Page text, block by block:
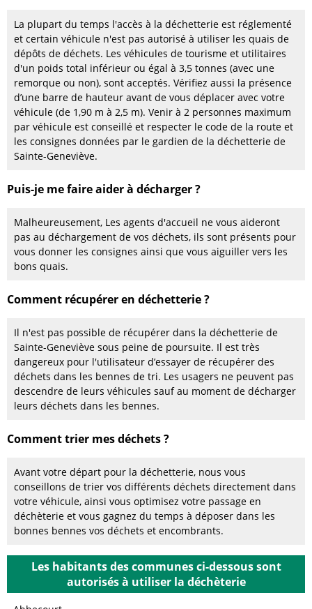
La plupart du temps l'accès à la déchetterie est réglementé
et certain véhicule n'est pas autorisé à utiliser les quais de
dépôts de déchets. Les véhicules de tourisme et utilitaires
d'un poids total inférieur ou égal à 3,5 tonnes (avec une
remorque ou non), sont acceptés. Vérifiez aussi la présence
d’une barre de hauteur avant de vous déplacer avec votre
véhicule (de 1,90 m à 2,5 m). Venir à 2 personnes maximum
par véhicule est conseillé et respecter le code de la route et
les consignes données par le gardien de la déchetterie de
Sainte-Geneviève.
Puis-je me faire aider à décharger ?
Malheureusement, Les agents d'accueil ne vous aideront
pas au déchargement de vos déchets, ils sont présents pour
vous donner les consignes ainsi que vous aiguiller vers les
bons quais.
Comment récupérer en déchetterie ?
Il n'est pas possible de récupérer dans la déchetterie de
Sainte-Geneviève sous peine de poursuite. Il est très
dangereux pour l'utilisateur d’essayer de récupérer des
déchets dans les bennes de tri. Les usagers ne peuvent pas
descendre de leurs véhicules sauf au moment de décharger
leurs déchets dans les bennes.
Comment trier mes déchets ?
Avant votre départ pour la déchetterie, nous vous
conseillons de trier vos différents déchets directement dans
votre véhicule, ainsi vous optimisez votre passage en
déchèterie et vous gagnez du temps à déposer dans les
bonnes bennes vos déchets et encombrants.
Les habitants des communes ci-dessous sont
autorisés à utiliser la déchèterie